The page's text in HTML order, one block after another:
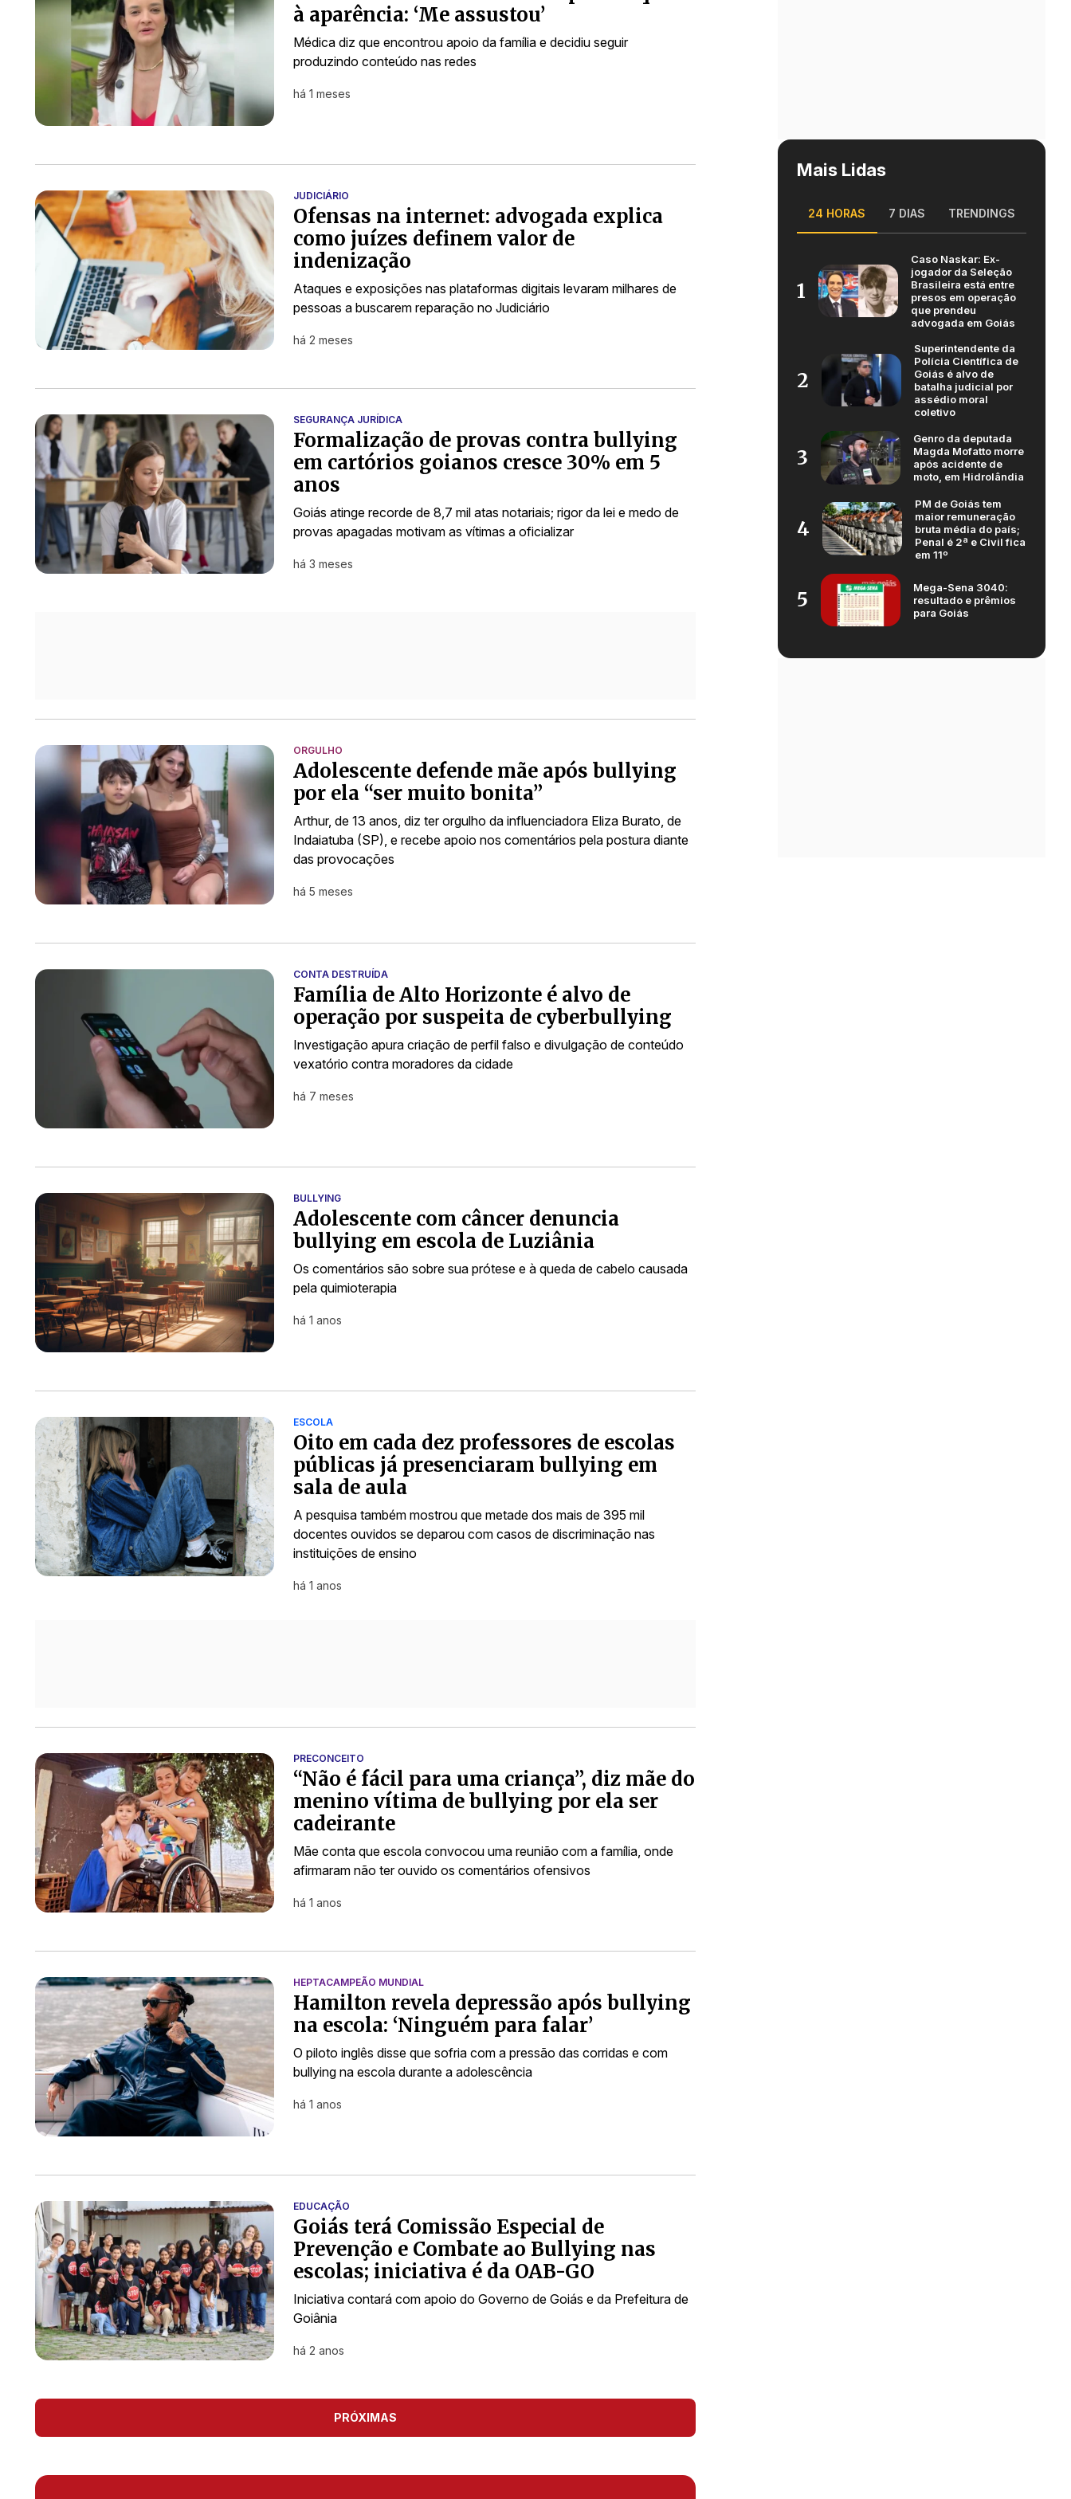
à aparência: ‘Me assustou’
Médica diz que encontrou apoio da família e decidiu seguir
produzindo conteúdo nas redes
há 1 meses
JUDICIÁRIO
Ofensas na internet: advogada explica
como juízes definem valor de
indenização
Ataques e exposições nas plataformas digitais levaram milhares de
pessoas a buscarem reparação no Judiciário
há 2 meses
SEGURANÇA JURÍDICA
Formalização de provas contra bullying
em cartórios goianos cresce 30% em 5
anos
Goiás atinge recorde de 8,7 mil atas notariais; rigor da lei e medo de
provas apagadas motivam as vítimas a oficializar
há 3 meses
ORGULHO
Adolescente defende mãe após bullying
por ela “ser muito bonita”
Arthur, de 13 anos, diz ter orgulho da influenciadora Eliza Burato, de
Indaiatuba (SP), e recebe apoio nos comentários pela postura diante
das provocações
há 5 meses
CONTA DESTRUÍDA
Família de Alto Horizonte é alvo de
operação por suspeita de cyberbullying
Investigação apura criação de perfil falso e divulgação de conteúdo
vexatório contra moradores da cidade
há 7 meses
BULLYING
Adolescente com câncer denuncia
bullying em escola de Luziânia
Os comentários são sobre sua prótese e à queda de cabelo causada
pela quimioterapia
há 1 anos
ESCOLA
Oito em cada dez professores de escolas
públicas já presenciaram bullying em
sala de aula
A pesquisa também mostrou que metade dos mais de 395 mil
docentes ouvidos se deparou com casos de discriminação nas
instituições de ensino
há 1 anos
PRECONCEITO
“Não é fácil para uma criança”, diz mãe do
menino vítima de bullying por ela ser
cadeirante
Mãe conta que escola convocou uma reunião com a família, onde
afirmaram não ter ouvido os comentários ofensivos
há 1 anos
HEPTACAMPEÃO MUNDIAL
Hamilton revela depressão após bullying
na escola: ‘Ninguém para falar’
O piloto inglês disse que sofria com a pressão das corridas e com
bullying na escola durante a adolescência
há 1 anos
EDUCAÇÃO
Goiás terá Comissão Especial de
Prevenção e Combate ao Bullying nas
escolas; iniciativa é da OAB-GO
Iniciativa contará com apoio do Governo de Goiás e da Prefeitura de
Goiânia
há 2 anos
PRÓXIMAS
Mais Lidas
24 HORAS 7 DIAS TRENDINGS
1
Caso Naskar: Ex-
jogador da Seleção
Brasileira está entre
presos em operação
que prendeu
advogada em Goiás
2
Superintendente da
Polícia Científica de
Goiás é alvo de
batalha judicial por
assédio moral
coletivo
3
Genro da deputada
Magda Mofatto morre
após acidente de
moto, em Hidrolândia
4
PM de Goiás tem
maior remuneração
bruta média do país;
Penal é 2ª e Civil fica
em 11º
5
Mega-Sena 3040:
resultado e prêmios
para Goiás